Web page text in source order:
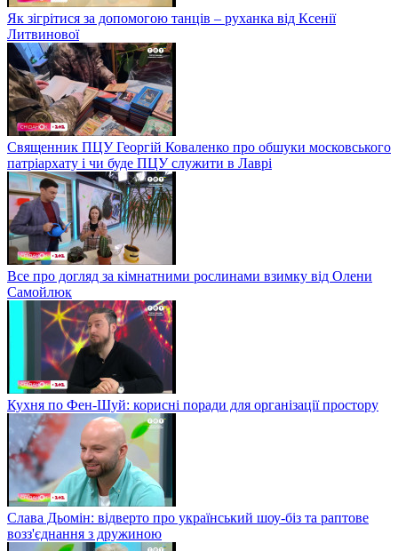
Як зігрітися за допомогою танців – руханка від Ксенії
Литвинової
Священник ПЦУ Георгій Коваленко про обшуки московського
патріархату і чи буде ПЦУ служити в Лаврі
Все про догляд за кімнатними рослинами взимку від Олени
Самойлюк
Кухня по Фен-Шуй: корисні поради для організації простору
Слава Дьомін: відверто про український шоу-біз та раптове
возз'єднання з дружиною